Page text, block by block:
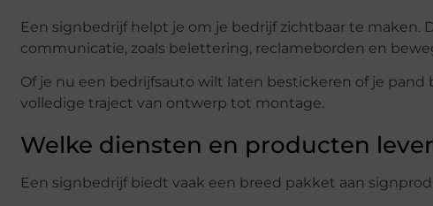
Een signbedrijf helpt je om je bedrijf zichtbaar te maken.
communicatie, zoals belettering, reclameborden en
Of je nu een bedrijfsauto wilt laten bestickeren of je
volledige traject van ontwerp tot montage.
Welke diensten en producten
Een signbedrijf biedt vaak een breed pakket aan